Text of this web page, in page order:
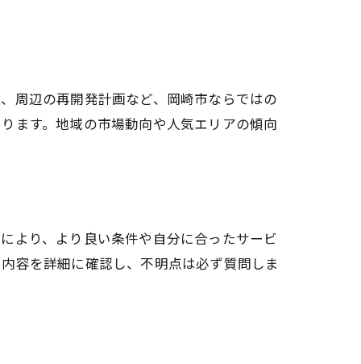
周辺の再開発計画など、岡崎市ならではの
ます。地域の市場動向や人気エリアの傾向
より、より良い条件や自分に合ったサービ
容を詳細に確認し、不明点は必ず質問しま